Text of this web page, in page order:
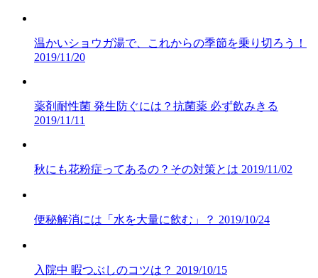
温かいショウガ湯で、これからの季節を乗り切ろう！
2019/11/20
薬剤耐性菌 発生防ぐには？抗菌薬 必ず飲みきる
2019/11/11
秋にも花粉症ってあるの？その対策とは 2019/11/02
便秘解消には「水を大量に飲む」？ 2019/10/24
入院中 暇つぶしのコツは？ 2019/10/15